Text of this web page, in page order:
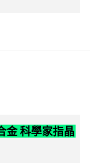
金 科學家指晶